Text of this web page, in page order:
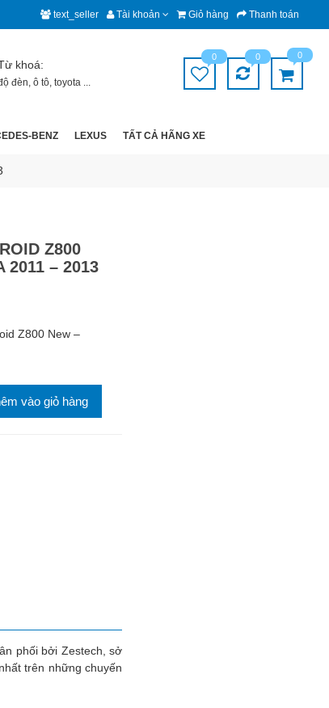
text_seller Tài khoản Giỏ hàng Thanh toán
khoá:
đèn,ô tô,toyota ...
0 0 0
BENZ LEXUS TẤT CẢ HÃNG XE
Z800
2011 – 2013
Z800 New –
vào giỏ hàng
phối bởi Zestech, sở
trên những chuyến